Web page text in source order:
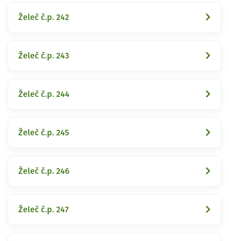
Želeč č.p. 242
Želeč č.p. 243
Želeč č.p. 244
Želeč č.p. 245
Želeč č.p. 246
Želeč č.p. 247